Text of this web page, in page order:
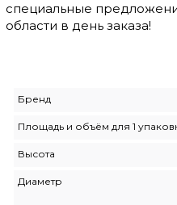
специальные
области в день заказа!
Бренд
Площадь и объём для 1
Высота
Диаметр